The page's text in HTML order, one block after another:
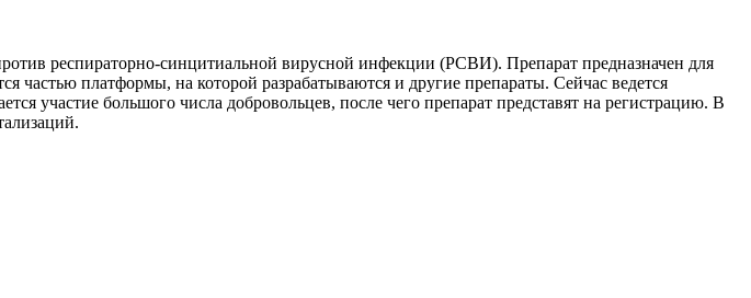
респираторно-синцитиальной вирусной инфекции (РСВИ). Препарат предназначен для
частью платформы, на которой разрабатываются и другие препараты. Сейчас ведется
участие большого числа добровольцев, после чего препарат представят на регистрацию. В